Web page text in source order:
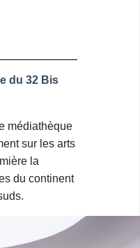
du 32 Bis
médiathèque
sur les arts
la
du continent